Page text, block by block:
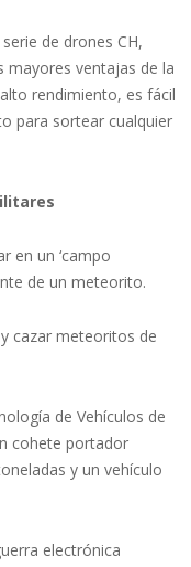
de drones CH,
mayores ventajas de la
rendimiento, es fácil
para sortear cualquier
en un ‘campo
de un meteorito.
cazar meteoritos de
de Vehículos de
cohete portador
y un vehículo
electrónica